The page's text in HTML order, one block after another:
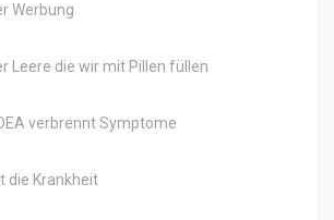
Werbung
Leere die wir mit Pillen füllen
verbrennt Symptome
die Krankheit